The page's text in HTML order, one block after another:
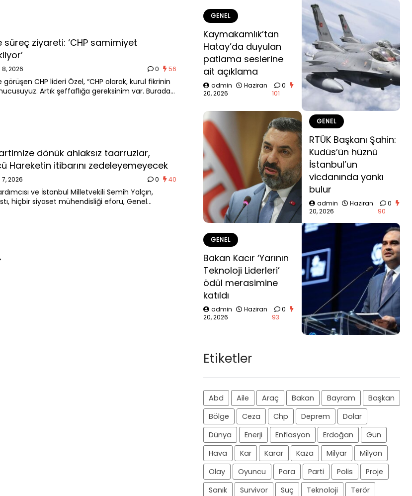
süreç ziyareti: ‘CHP samimiyet
2026 0 56
CHP lideri Özel, “CHP olarak, kurul fikrinin
Artık şeffaflığa gereksinim var. Buradan
dönük ahlaksız taarruzlar,
Hareketin itibarını zedeleyemeyecek
2026 0 40
ve İstanbul Milletvekili Semih Yalçın,
hiçbir siyaset mühendisliği eforu, Genel
GENEL
Kaymakamlık’tan
Hatay’da duyulan
patlama seslerine
ait açıklama
admin
Haziran
20, 2026
0
101
GENEL
RTÜK Başkanı Şahin:
Kudüs’ün hüznü
İstanbul’un
vicdanında yankı
bulur
admin
Haziran
20, 2026
0
90
GENEL
Bakan Kacır ‘Yarının
Teknoloji Liderleri’
ödül merasimine
katıldı
admin
Haziran
20, 2026
0
93
Etiketler
Abd Aile Araç Bakan Bayram
Başkan
Bölge
Ceza Chp Deprem
Dolar
Dünya
Enerji Enflasyon Erdoğan
Gün
Hava
Kar Karar Kaza Milyar
Milyon
Olay
Oyuncu Para Parti Polis
Proje
Sanık
Survivor Suç Teknoloji Terör